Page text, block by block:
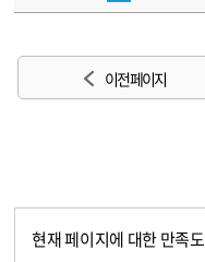
이전 페이지
현재 페이지에 대한 만족